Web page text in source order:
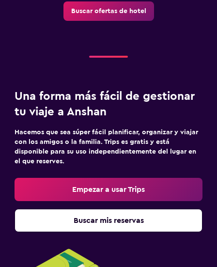
Buscar ofertas de hotel
Una forma más fácil de gestionar
tu viaje a Anshan
Hacemos que sea súper fácil planificar, organizar y viajar
con los amigos o la familia. Trips es gratis y está
disponible para su uso independientemente del lugar en
el que reserves.
Empezar a usar Trips
Buscar mis reservas